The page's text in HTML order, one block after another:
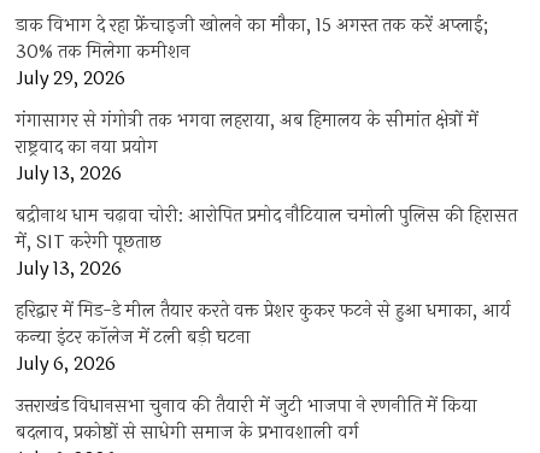
डाक विभाग दे रहा फ्रेंचाइजी खोलने का मौका, 15 अगस्त तक करें अप्लाई;
30% तक मिलेगा कमीशन
July 29, 2026
गंगासागर से गंगोत्री तक भगवा लहराया, अब हिमालय के सीमांत क्षेत्रों में
राष्ट्रवाद का नया प्रयोग
July 13, 2026
बद्रीनाथ धाम चढ़ावा चोरी: आरोपित प्रमोद नौटियाल चमोली पुलिस की हिरासत
में, SIT करेगी पूछताछ
July 13, 2026
हरिद्वार में मिड-डे मील तैयार करते वक्त प्रेशर कुकर फटने से हुआ धमाका, आर्य
कन्या इंटर कॉलेज में टली बड़ी घटना
July 6, 2026
उत्तराखंंड विधानसभा चुनाव की तैयारी में जुटी भाजपा ने रणनीति में किया
बदलाव, प्रकोष्ठों से साधेगी समाज के प्रभावशाली वर्ग